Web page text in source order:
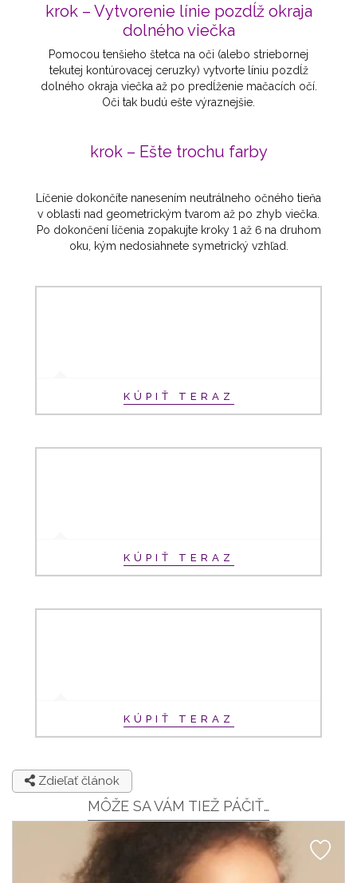
krok – Vytvorenie línie pozdĺž okraja
dolného viečka
Pomocou tenšieho štetca na oči (alebo striebornej
tekutej kontúrovacej ceruzky) vytvorte líniu pozdĺž
dolného okraja viečka až po predĺženie mačacích očí.
Oči tak budú ešte výraznejšie.
krok – Ešte trochu farby
Líčenie dokončíte nanesením neutrálneho očného tieňa
v oblasti nad geometrickým tvarom až po zhyb viečka.
Po dokončení líčenia zopakujte kroky 1 až 6 na druhom
oku, kým nedosiahnete symetrický vzhľad.
KÚPIŤ TERAZ
KÚPIŤ TERAZ
KÚPIŤ TERAZ
Zdieľať článok
MÔŽE SA VÁM TIEŽ PÁČIŤ…